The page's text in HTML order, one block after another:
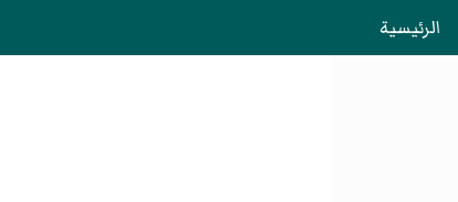
الرئيسية